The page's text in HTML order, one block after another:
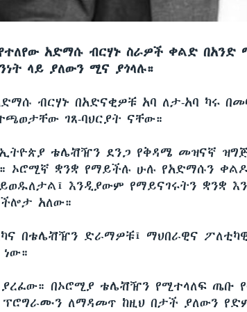
አድማሱ ብርሃኑ ስራዎች ቀልድ በአንድ
ላይ ያለውን ሚና ያጎላሉ።
ብርሃኑ በአድናቂዎቹ አባ ለታ-አባ ካሩ
ገጸ-ባህርያት ናቸው።
ቴሌቭዥን ደንጋ የቅዳሜ መዝናኛ
ኦሮሚኛ ቋንቋ የማይችሉ ሁሉ የአድማሱን
እንዲያውም የማይናገሩትን ቋንቋ
አለው።
በቴሌቭዥን ድራማዎቹ፤ ማህበራዊና
ያረፈው። በኦሮሚያ ቴሌቭዥን የሚተላለፍ ጤቡ
ፕሮግራሙን ለማዳመጥ ከዚህ በታች ያለውን